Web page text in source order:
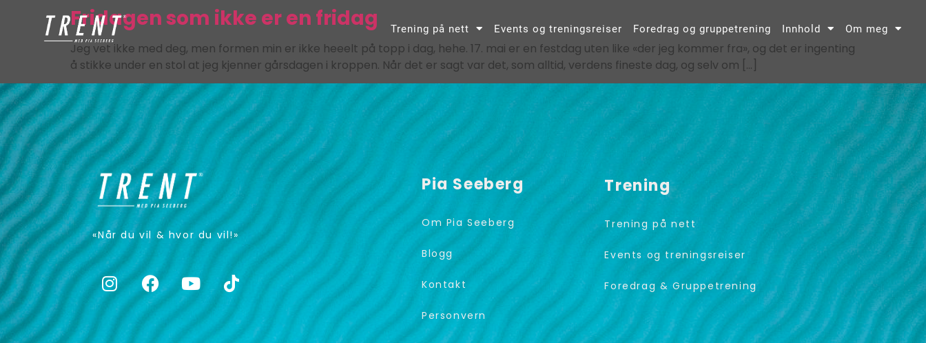
Trening på nett Events og treningsreiser Foredrag og gruppetrening Innhold Om meg
Fridagen som ikke er en fridag
Jeg vet ikke med deg, men formen min er ikke heeelt på topp i dag, hehe. 17. mai er en festdag uten like «der jeg kommer fra», og det er ingenting
å stikke under en stol at jeg kjenner gårsdagen i kroppen. Når det er sagt var det, som alltid, verdens fineste dag, og selv om […]
«Når du vil & hvor du vil!»
Pia Seeberg
Om Pia Seeberg
Blogg
Kontakt
Personvern
Trening
Trening på nett
Events og treningsreiser
Foredrag & Gruppetrening